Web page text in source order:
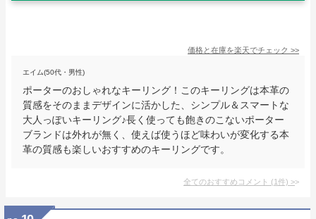
価格と在庫を楽天でチェック >>
エイム(50代・男性)
ポーターのおしゃれなキーリング！このキーリングは本革の
質感をそのままデザインに活かした、シンプル＆スマートな
大人っぽいキーリング♪長く使っても飽きのこないポーター
ブランドは外れが無く、使えば使うほど味わいが変化する本
革の質感も楽しいおすすめのキーリングです。
全てのおすすめコメント (1件) >